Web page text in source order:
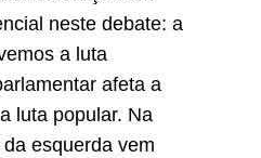
neste debate: a
a luta
afeta a
luta popular. Na
esquerda vem